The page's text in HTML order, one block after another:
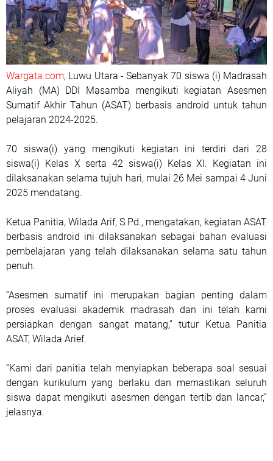
Wargata.com, Luwu Utara - Sebanyak 70 siswa (i) Madrasah
Aliyah (MA) DDI Masamba mengikuti kegiatan Asesmen
Sumatif Akhir Tahun (ASAT) berbasis android untuk tahun
pelajaran 2024-2025.
70 siswa(i) yang mengikuti kegiatan ini terdiri dari 28
siswa(i) Kelas X serta 42 siswa(i) Kelas XI. Kegiatan ini
dilaksanakan selama tujuh hari, mulai 26 Mei sampai 4 Juni
2025 mendatang.
Ketua Panitia, Wilada Arif, S.Pd., mengatakan, kegiatan ASAT
berbasis android ini dilaksanakan sebagai bahan evaluasi
pembelajaran yang telah dilaksanakan selama satu tahun
penuh.
“Asesmen sumatif ini merupakan bagian penting dalam
proses evaluasi akademik madrasah dan ini telah kami
persiapkan dengan sangat matang,” tutur Ketua Panitia
ASAT, Wilada Arief.
“Kami dari panitia telah menyiapkan beberapa soal sesuai
dengan kurikulum yang berlaku dan memastikan seluruh
siswa dapat mengikuti asesmen dengan tertib dan lancar,”
jelasnya.